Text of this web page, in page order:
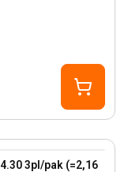
3pl/pak (=2,16